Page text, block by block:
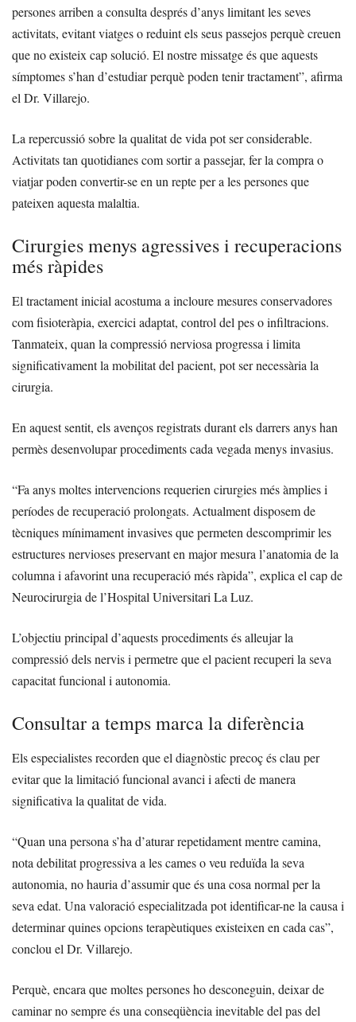
persones arriben a consulta després d’anys limitant les seves
activitats, evitant viatges o reduint els seus passejos perquè creuen
que no existeix cap solució. El nostre missatge és que aquests
símptomes s’han d’estudiar perquè poden tenir tractament”, afirma
el Dr. Villarejo.
La repercussió sobre la qualitat de vida pot ser considerable.
Activitats tan quotidianes com sortir a passejar, fer la compra o
viatjar poden convertir-se en un repte per a les persones que
pateixen aquesta malaltia.
Cirurgies menys agressives i recuperacions
més ràpides
El tractament inicial acostuma a incloure mesures conservadores
com fisioteràpia, exercici adaptat, control del pes o infiltracions.
Tanmateix, quan la compressió nerviosa progressa i limita
significativament la mobilitat del pacient, pot ser necessària la
cirurgia.
En aquest sentit, els avenços registrats durant els darrers anys han
permès desenvolupar procediments cada vegada menys invasius.
“Fa anys moltes intervencions requerien cirurgies més àmplies i
períodes de recuperació prolongats. Actualment disposem de
tècniques mínimament invasives que permeten descomprimir les
estructures nervioses preservant en major mesura l’anatomia de la
columna i afavorint una recuperació més ràpida”, explica el cap de
Neurocirurgia de l’Hospital Universitari La Luz.
L’objectiu principal d’aquests procediments és alleujar la
compressió dels nervis i permetre que el pacient recuperi la seva
capacitat funcional i autonomia.
Consultar a temps marca la diferència
Els especialistes recorden que el diagnòstic precoç és clau per
evitar que la limitació funcional avanci i afecti de manera
significativa la qualitat de vida.
“Quan una persona s’ha d’aturar repetidament mentre camina,
nota debilitat progressiva a les cames o veu reduïda la seva
autonomia, no hauria d’assumir que és una cosa normal per la
seva edat. Una valoració especialitzada pot identificar-ne la causa i
determinar quines opcions terapèutiques existeixen en cada cas”,
conclou el Dr. Villarejo.
Perquè, encara que moltes persones ho desconeguin, deixar de
caminar no sempre és una conseqüència inevitable del pas del